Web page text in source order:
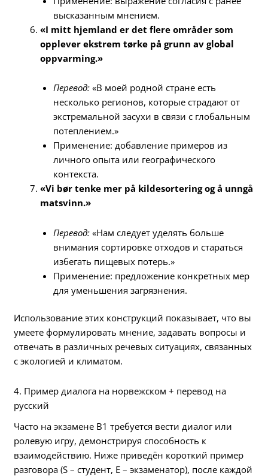
высказанным мнением.
«I mitt hjemland er det flere områder som
opplever ekstrem tørke på grunn av global
oppvarming.»
Перевод: «В моей родной стране есть
несколько регионов, которые страдают от
экстремальной засухи в связи с глобальным
потеплением.»
Применение: добавление примеров из
личного опыта или географического
контекста.
«Vi bør tenke mer på kildesortering og å unngå
matsvinn.»
Перевод: «Нам следует уделять больше
внимания сортировке отходов и стараться
избегать пищевых потерь.»
Применение: предложение конкретных мер
для уменьшения загрязнения.
Использование этих конструкций показывает, что вы
умеете формулировать мнение, задавать вопросы и
отвечать в различных речевых ситуациях, связанных
с экологией и климатом.
4. Пример диалога на норвежском + перевод на
русский
Часто на экзамене B1 требуется вести диалог или
ролевую игру, демонстрируя способность к
взаимодействию. Ниже приведён короткий пример
разговора (S – студент, E – экзаменатор), после каждой